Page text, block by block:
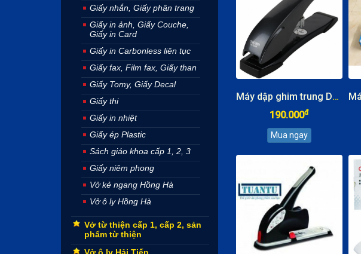
Giấy nhắn, Giấy phân trang
Giấy in ảnh, Giấy Couche,
Giấy in Card
Giấy in Carbonless liên tục
Giấy fax, Film fax, Giấy than
Giấy Tomy, Giấy Decal
Giấy thi
Giấy in nhiệt
Giấy ép Plastic
Sách giáo khoa cấp 1, 2, 3
Giấy niêm phong
Vở kẻ ngang Hồng Hà
Vở ô ly Hồng Hà
Vở từ thiện cấp 1, cấp 2, sản
phẩm từ thiện
Máy dập ghim trung Deli 0391 dập 70 tờ
190.000đ